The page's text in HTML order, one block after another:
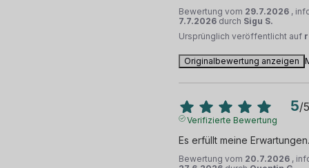
Bewertung vom 29.7.2026 ,
7.7.2026 durch Sigu S.
Ursprünglich veröffentlicht auf
Originalbewertung anzeigen
5/5
Verifizierte Bewertung
Es erfüllt meine Erwartungen.
Bewertung vom 20.7.2026 ,